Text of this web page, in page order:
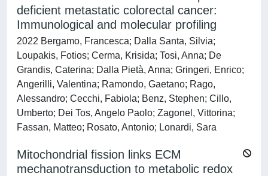
deficient metastatic colorectal cancer:
Immunological and molecular profiling
2022 Bergamo, Francesca; Dalla Santa, Silvia;
Loupakis, Fotios; Cerma, Krisida; Tosi, Anna; De
Grandis, Caterina; Dalla Pietà, Anna; Gringeri, Enrico;
Angerilli, Valentina; Ramondo, Gaetano; Rago,
Alessandro; Cecchi, Fabiola; Benz, Stephen; Cillo,
Umberto; Dei Tos, Angelo Paolo; Zagonel, Vittorina;
Fassan, Matteo; Rosato, Antonio; Lonardi, Sara
Mitochondrial fission links ECM
mechanotransduction to metabolic redox